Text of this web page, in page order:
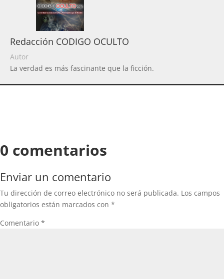
Redacción CODIGO OCULTO
Autor
La verdad es más fascinante que la ficción.
0 comentarios
Enviar un comentario
Tu dirección de correo electrónico no será publicada. Los campos
obligatorios están marcados con *
Comentario *